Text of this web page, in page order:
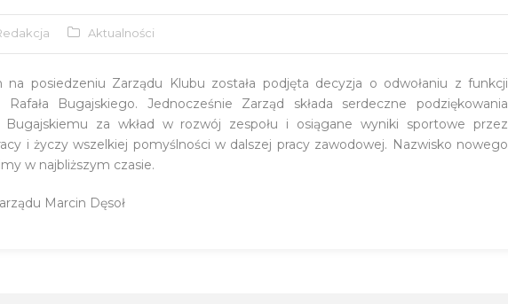
Aktualności
na posiedzeniu Zarządu Klubu została podjęta decyzja o odwołaniu z funkcji
Bugajskiego. Jednocześnie Zarząd składa serdeczne podziękowania
Bugajskiemu za wkład w rozwój zespołu i osiągane wyniki sportowe przez
i życzy wszelkiej pomyślności w dalszej pracy zawodowej. Nazwisko nowego
w najbliższym czasie.
Marcin Dęsoł